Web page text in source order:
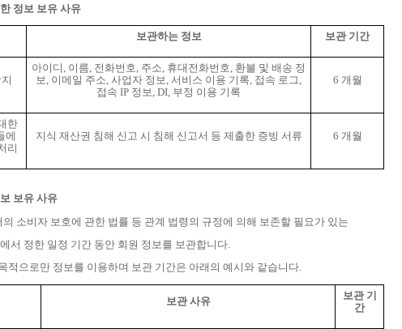
정보 보유 사유
보관하는 정보 보관 기간
아이디 , 이름, 전화번호, 주소, 휴대전화번호, 환불 및 배송 정
보, 이메일 주소, 사업자 정보, 서비스 이용 기록, 접속 로그,
접속 IP 정보, DI, 부정 이용 기록
6 개월
한
에
리
지식 재산권 침해 신고 시 침해 신고서 등 제출한 증빙 서류 6 개월
보유 사유
소비자 보호에 관한 법률 등 관계 법령의 규정에 의해 보존할 필요가 있는
서 정한 일정 기간 동안 회원 정보를 보관합니다.
적으로만 정보를 이용하며 보관 기간은 아래의 예시와 같습니다.
보관 사유
보관 기
간